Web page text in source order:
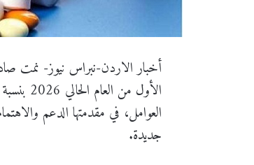
أخبار الاردن-نبراس نيوز- نمت
العوامل، في مقدمتها الدعم
جديدة.